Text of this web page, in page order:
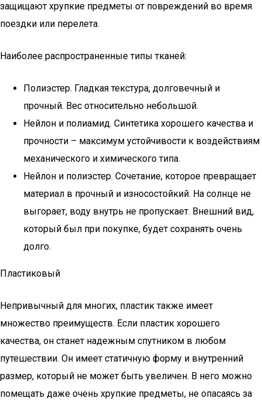
защищают хрупкие предметы от повреждений во время
поездки или перелета.
Наиболее распространенные типы тканей:
Полиэстер. Гладкая текстура, долговечный и
прочный. Вес относительно небольшой.
Нейлон и полиамид. Синтетика хорошего качества и
прочности – максимум устойчивости к воздействиям
механического и химического типа.
Нейлон и полиэстер. Сочетание, которое превращает
материал в прочный и износостойкий. На солнце не
выгорает, воду внутрь не пропускает. Внешний вид,
который был при покупке, будет сохранять очень
долго.
Пластиковый
Непривычный для многих, пластик также имеет
множество преимуществ. Если пластик хорошего
качества, он станет надежным спутником в любом
путешествии. Он имеет статичную форму и внутренний
размер, который не может быть увеличен. В него можно
помещать даже очень хрупкие предметы, не опасаясь за